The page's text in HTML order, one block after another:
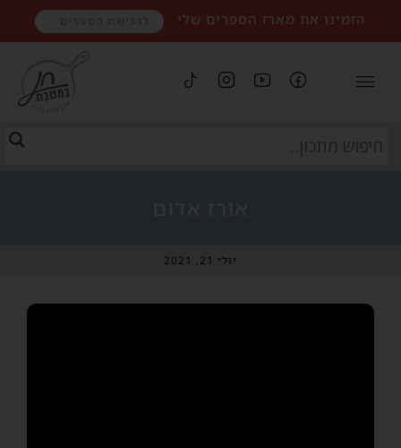
הזמינו את מארז הספרים שלי
יולי 21, 2021